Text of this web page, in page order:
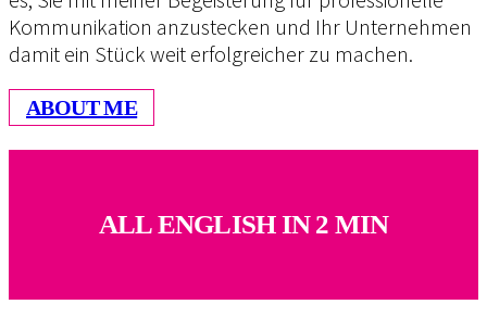
Kommunikation anzustecken und Ihr Unternehmen
damit ein Stück weit erfolgreicher zu machen.
ABOUT ME
ALL ENGLISH IN 2 MIN